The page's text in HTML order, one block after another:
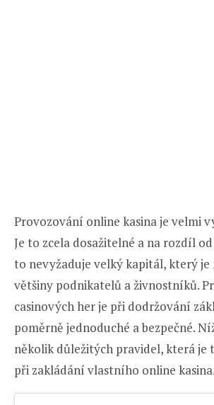
Provozování online kasina je velmi
Je to zcela dosažitelné a na rozdíl
to nevyžaduje velký kapitál, který je
většiny podnikatelů a živnostníků.
casinových her je při dodržování
poměrně jednoduché a bezpečné.
několik důležitých pravidel, která je
při zakládání vlastního online kasina.